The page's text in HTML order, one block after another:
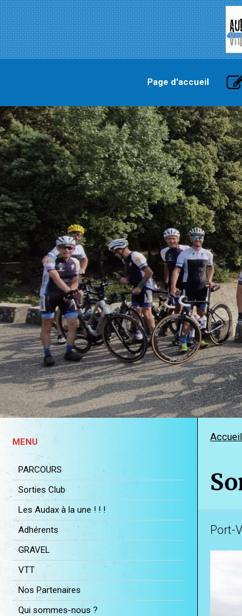
Page d'accueil
Accueil
Port-
MENU
PARCOURS
Sorties Club
Les Audax à la une ! ! !
Adhérents
GRAVEL
VTT
Nos Partenaires
Qui sommes-nous ?